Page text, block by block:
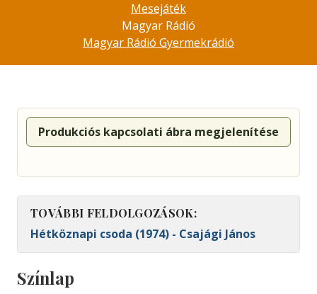
Mesejáték
Magyar Rádió
Magyar Rádió Gyermekrádió
Produkciós kapcsolati ábra megjelenítése
TOVÁBBI FELDOLGOZÁSOK:
Hétköznapi csoda (1974) - Csajági János
Színlap